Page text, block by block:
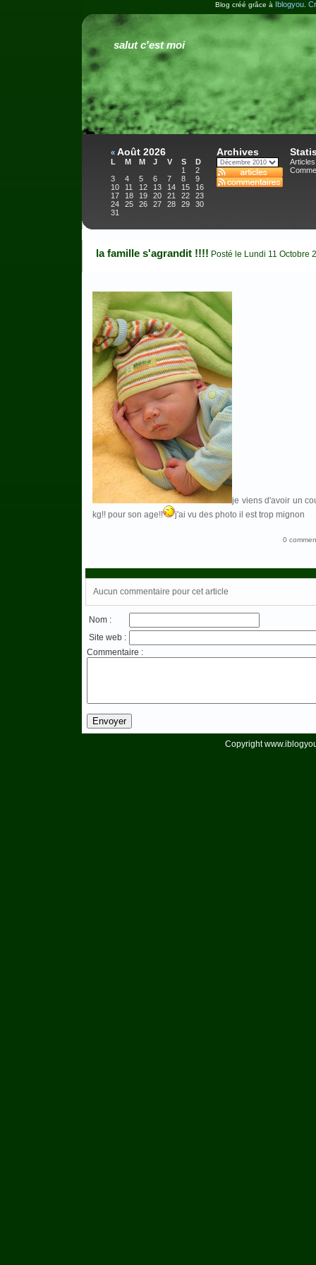
Blog créé grâce à Iblogyou
salut c'est moi
« Août 2026
L M M J V S
D
1
2
3
4 5 6 7 8
9
10
11 12 13 14 15
16
17
18 19 20 21 22
23
24
25 26 27 28 29
30
31
Archives
la famille s'agrandit !!!! Posté le Lundi 11 Octobre
je viens d'avoir un
kg!! pour son age!!
j'ai vu des photo il est trop mignon
0
Aucun commentaire pour cet article
Nom :
Site web :
Commentaire :
Copyright